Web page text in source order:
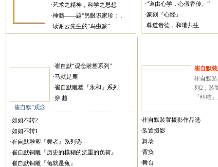
·艺术之精神，科学之思想
·神髓——题“另眼识家珍：..
·读谢云先生的“鸟虫篆”
·“道由心学，心假香传。”
·篆刻『心经』
·尊道贵德，和谐共生
崔自默“观念
·崔自默“观念雕塑系列”
·马就是鹿
·崔自默雕塑『永和』系列..
·穿 越
·如如不转2
·如如不转1
·崔自默雕塑『舞者』系列选
·崔自默铜雕『历史的模糊的沉重的负荷』
·崔自默铜雕『龟就是兔』
崔自默
崔自默
列2，装
『纠结
·崔自默装置摄影作品选
·装置摄影
·舞场
·背负
·舞台